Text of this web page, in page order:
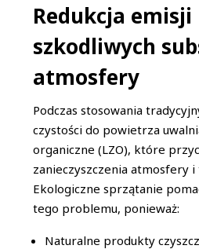
Redukcja emisji
szkodliwych
atmosfery
Podczas stosowania
czystości do powietrza
organiczne (LZO), które
zanieczyszczenia atmosfery
Ekologiczne sprzątanie
tego problemu, ponieważ:
Naturalne produkty